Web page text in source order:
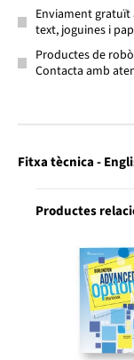
Enviament gratuït
text, joguines i
Productes de
Contacta amb
Fitxa tècnica -
Productes